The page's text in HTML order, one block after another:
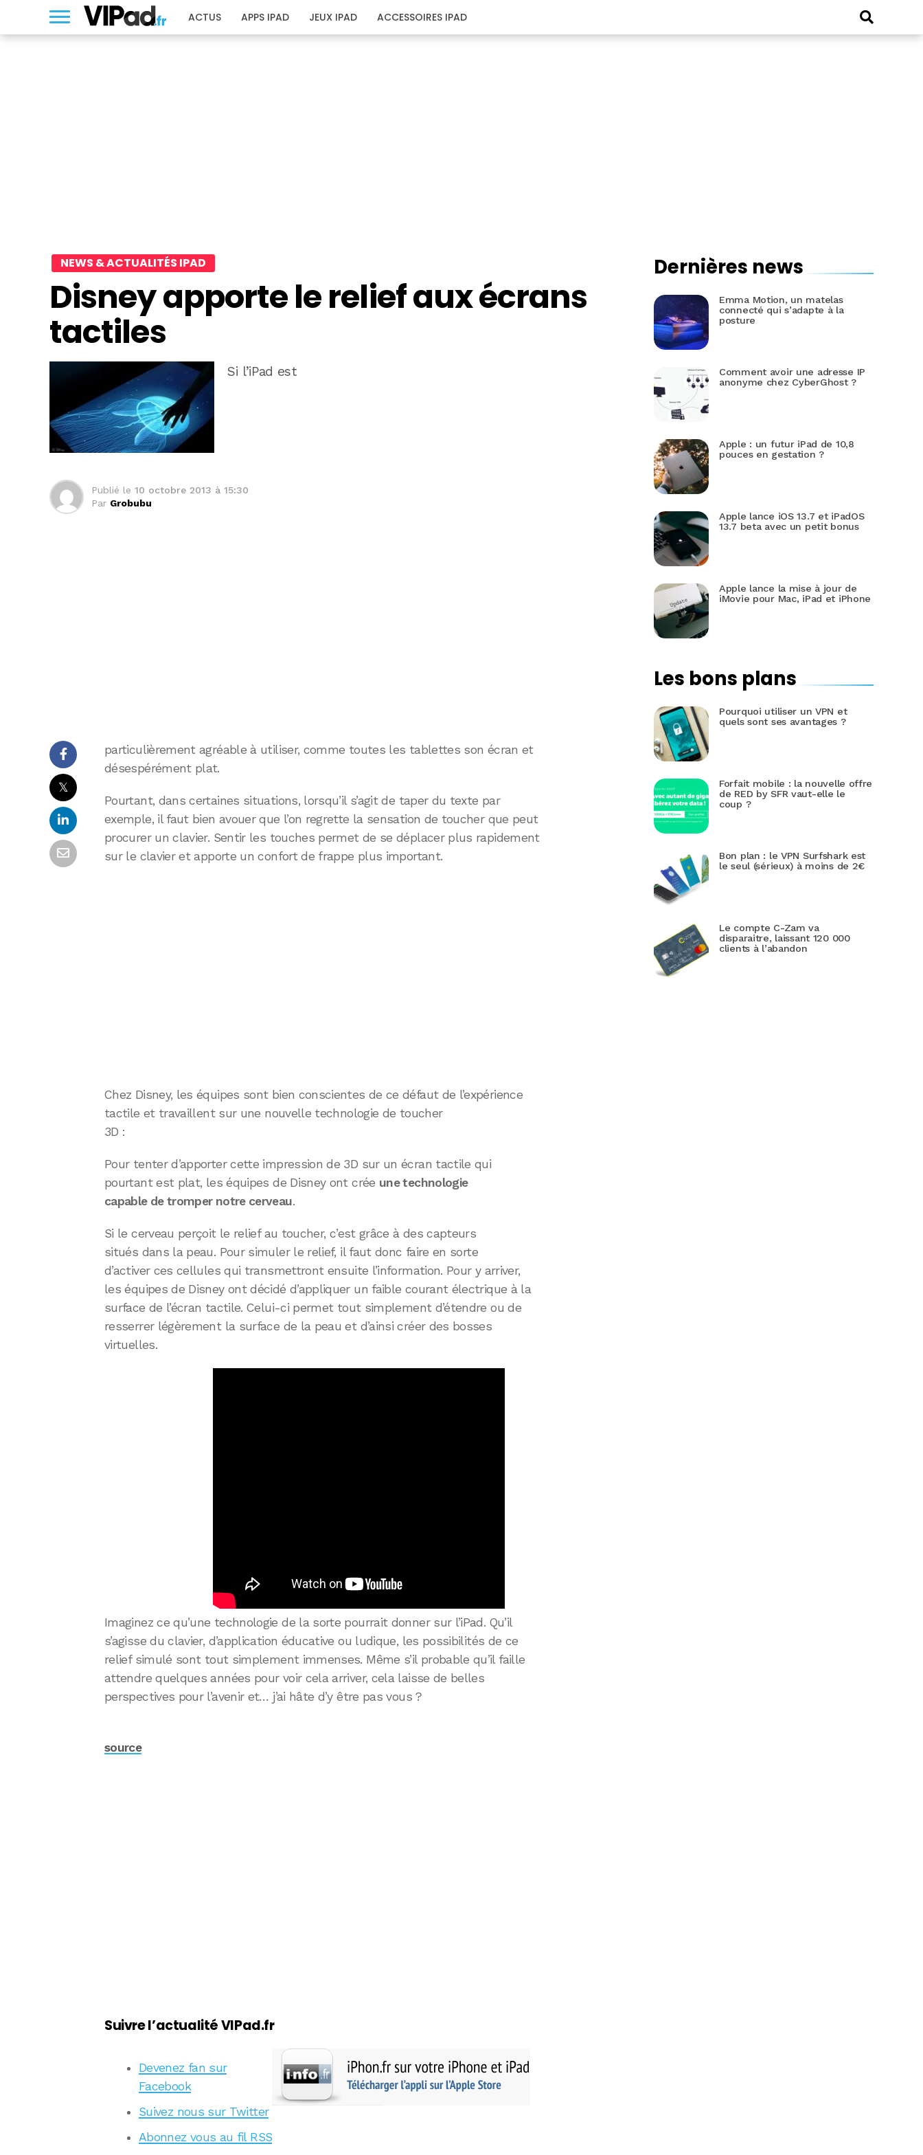
ACTUS APPS IPAD JEUX IPAD ACCESSOIRES IPAD
NEWS & ACTUALITÉS IPAD
Disney apporte le relief aux écrans
tactiles
Si l’iPad est
Publié le 10 octobre 2013 à 15:30
Par Grobubu
𝕏
particulièrement agréable à utiliser, comme toutes les tablettes son écran et
désespérément plat.
Pourtant, dans certaines situations, lorsqu’il s’agit de taper du texte par
exemple, il faut bien avouer que l’on regrette la sensation de toucher que peut
procurer un clavier. Sentir les touches permet de se déplacer plus rapidement
sur le clavier et apporte un confort de frappe plus important.
Chez Disney, les équipes sont bien conscientes de ce défaut de l’expérience
tactile et travaillent sur une nouvelle technologie de toucher
3D :
Pour tenter d’apporter cette impression de 3D sur un écran tactile qui
pourtant est plat, les équipes de Disney ont crée une technologie
capable de tromper notre cerveau.
Si le cerveau perçoit le relief au toucher, c’est grâce à des capteurs
situés dans la peau. Pour simuler le relief, il faut donc faire en sorte
d’activer ces cellules qui transmettront ensuite l’information. Pour y arriver,
les équipes de Disney ont décidé d’appliquer un faible courant électrique à la
surface de l’écran tactile. Celui-ci permet tout simplement d’étendre ou de
resserrer légèrement la surface de la peau et d’ainsi créer des bosses
virtuelles.
Imaginez ce qu’une technologie de la sorte pourrait donner sur l’iPad. Qu’il
s’agisse du clavier, d’application éducative ou ludique, les possibilités de ce
relief simulé sont tout simplement immenses. Même s’il probable qu’il faille
attendre quelques années pour voir cela arriver, cela laisse de belles
perspectives pour l’avenir et… j’ai hâte d’y être pas vous ?
source
Suivre l’actualité VIPad.fr
Devenez fan sur
Facebook
Suivez nous sur Twitter
Abonnez vous au fil RSS
Dernières news
Emma Motion, un matelas
connecté qui s’adapte à la
posture
Comment avoir une adresse IP
anonyme chez CyberGhost ?
Apple : un futur iPad de 10,8
pouces en gestation ?
Apple lance iOS 13.7 et iPadOS
13.7 beta avec un petit bonus
Apple lance la mise à jour de
iMovie pour Mac, iPad et iPhone
Les bons plans
Pourquoi utiliser un VPN et
quels sont ses avantages ?
Forfait mobile : la nouvelle offre
de RED by SFR vaut-elle le
coup ?
Bon plan : le VPN Surfshark est
le seul (sérieux) à moins de 2€
Le compte C-Zam va
disparaitre, laissant 120 000
clients à l’abandon